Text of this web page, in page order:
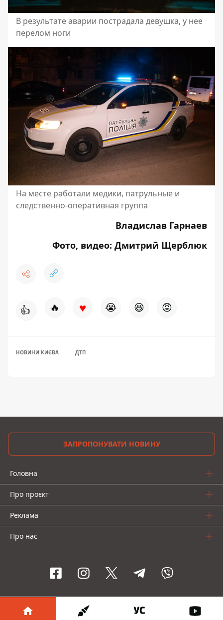
В результате аварии пострадала девушка, у нее
перелом ноги
На месте работали медики, патрульные и
следственно-оперативная группа
Владислав Гарнаев
Фото, видео: Дмитрий Щерблюк
👍 🔥 ♥ 😭 😆 😡
НОВИНИ КИЄВА ДТП
ЗАПРОПОНУВАТИ НОВИНУ
Головна
Про проєкт
Реклама
Про нас
Інформатор проекти